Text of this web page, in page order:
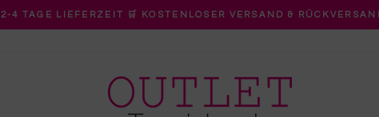
Pause
2-4 TAGE LIEFERZEIT 🛒 KOSTENLOSER VERSAND &